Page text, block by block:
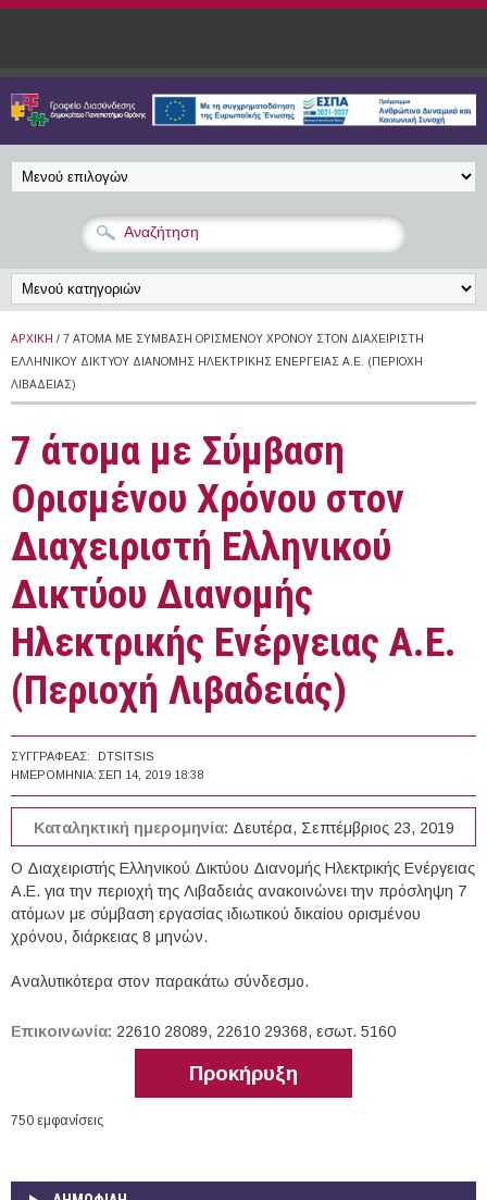
Παράκαμψη προς το κυρίως περιεχόμενο
ΑΡΧΙΚΉ / 7 ΆΤΟΜΑ ΜΕ ΣΎΜΒΑΣΗ ΟΡΙΣΜΈΝΟΥ ΧΡΌΝΟΥ ΣΤΟΝ ΔΙΑΧΕΙΡΙΣΤΉ
ΕΛΛΗΝΙΚΟΎ ΔΙΚΤΎΟΥ ΔΙΑΝΟΜΉΣ ΗΛΕΚΤΡΙΚΉΣ ΕΝΈΡΓΕΙΑΣ Α.Ε. (ΠΕΡΙΟΧΉ
ΛΙΒΑΔΕΙΆΣ)
7 άτομα με Σύμβαση
Ορισμένου Χρόνου στον
Διαχειριστή Ελληνικού
Δικτύου Διανομής
Ηλεκτρικής Ενέργειας Α.Ε.
(Περιοχή Λιβαδειάς)
ΣΥΓΓΡΑΦΈΑΣ:
DTSITSIS
ΗΜΕΡΟΜΗΝΊΑ: ΣΕΠ 14, 2019 18:38
Καταληκτική ημερομηνία: Δευτέρα, Σεπτέμβριος 23, 2019
Ο Διαχειριστής Ελληνικού Δικτύου Διανομής Ηλεκτρικής Ενέργειας
Α.Ε. για την περιοχή της Λιβαδειάς ανακοινώνει την πρόσληψη 7
ατόμων με σύμβαση εργασίας ιδιωτικού δικαίου ορισμένου
χρόνου, διάρκειας 8 μηνών.
Αναλυτικότερα στον παρακάτω σύνδεσμο.
Επικοινωνία: 22610 28089, 22610 29368, εσωτ. 5160
Προκήρυξη
750 εμφανίσεις